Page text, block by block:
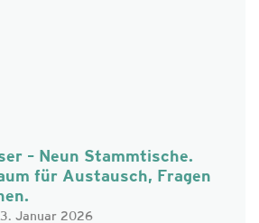
– Neun Stammtische.
für Austausch, Fragen
Januar 2026